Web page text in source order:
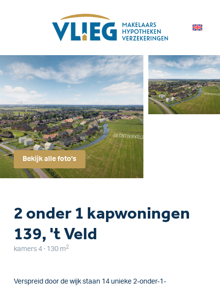
Bekijk alle foto's
2 onder 1 kapwoningen
139, 't Veld
kamers 4 · 130 m 2
Verspreid door de wijk staan 14 unieke 2-onder-1-